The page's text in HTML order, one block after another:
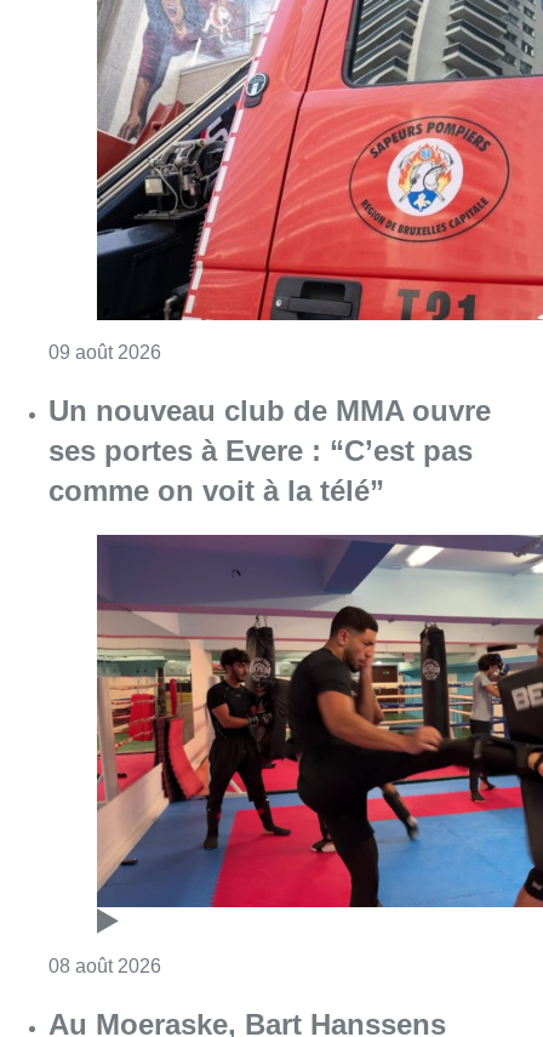
09 août 2026
Un nouveau club de MMA ouvre
ses portes à Evere : “C’est pas
comme on voit à la télé”
08 août 2026
Au Moeraske, Bart Hanssens